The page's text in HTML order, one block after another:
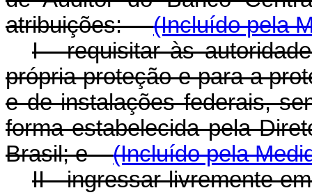
atribuições:(Incluído pela
I - requisitar às
própria proteção e para a
e de instalações federais,
forma estabelecida pela
Brasil; e(Incluído pela
II - ingressar livremente